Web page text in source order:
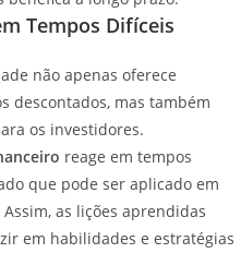
Tempos Difíceis
não apenas oferece
descontados, mas também
os investidores.
reage em tempos
que pode ser aplicado em
as lições aprendidas
em habilidades e estratégias